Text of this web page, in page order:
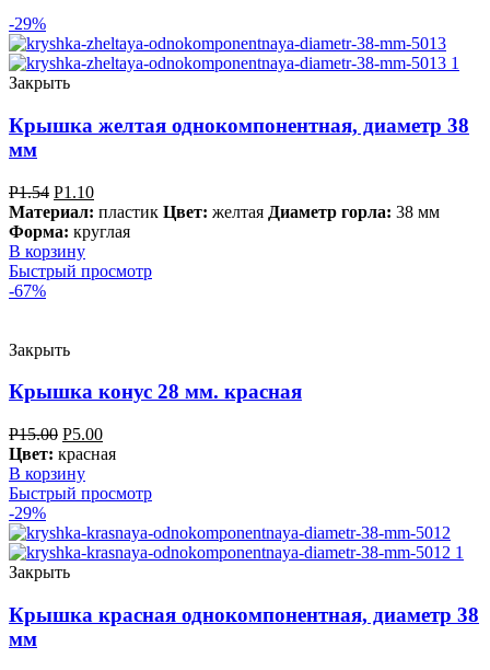
-29%
Закрыть
Крышка желтая однокомпонентная, диаметр 38
мм
Р1.54 Р1.10
Материал: пластик Цвет: желтая Диаметр горла: 38 мм
Форма: круглая
В корзину
Быстрый просмотр
-67%
Закрыть
Крышка конус 28 мм. красная
Р15.00 Р5.00
Цвет: красная
В корзину
Быстрый просмотр
-29%
Закрыть
Крышка красная однокомпонентная, диаметр 38
мм